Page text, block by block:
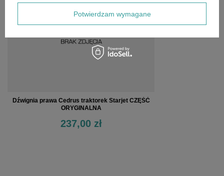
Dźwignia prawa Cedrus traktorek Starjet CZĘŚĆ
ORYGINALNA
237,00 zł
Potwierdzam wymagane